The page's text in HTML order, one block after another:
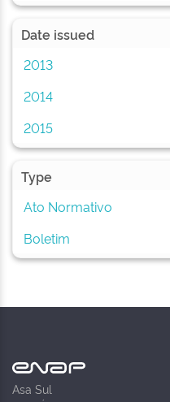
Date issued
2013
2014
2015
Type
Ato Normativo
Boletim
Asa Sul